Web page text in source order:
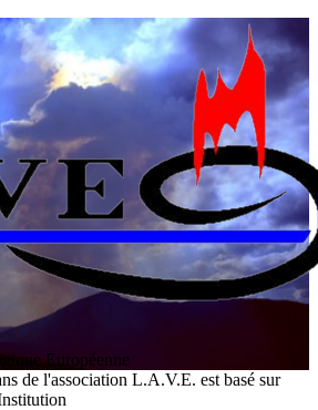
Européenne
de l'association L.A.V.E. est basé sur